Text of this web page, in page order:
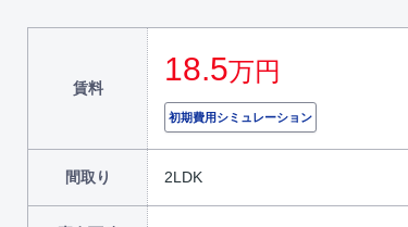
賃料
18.5万円
初期費用シミュレーション
間取り 2LDK